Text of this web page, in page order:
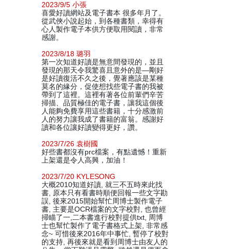
2023/9/5 小張
喜愛好讀網站及電子書本 很多年月了。
從武俠小說起始，到各種書類，幸得有
心人製作電子本供方便取用閱讀，非常
感謝。
2023/8/18 璐羽
第一次知道好讀是無意間發現的，並且
發現的那天令我驚喜且意外的是—剛好
是好讀復活不久之後，覺著應該是某種
莫名的緣分，促使想找些電子書的我被
帶到了這裡。這裡有著各位前輩們辛苦
掃描、品質極佳的電子書，讓我這個後
人能夠免費享用這些書籍，十分感激前
人的努力讓我成了書籍的富翁。感謝好
讀和各位讓好讀變得更好，讚。
2023/7/26 袁樹國
好些書都沒有prc檔案，有點遺憾！重新
上架還是令人高興，加油！
2023/7/20 KYLESONG
大概2010知道好讀, 就三不五時來此找
書, 原本只有看書時順便回報一些文字勘
誤, 後來2015開始幫忙周博士製作電子
書, 主要是OCR檔案的文字校對, 也曾經
掃瞄了一,二本書進行校對提供txt, 周博
士也幫忙製作了電子書格式上架, 非常感
念~ 可惜後來2016年中事忙, 暫停了校對
的支持, 再後來就是看到周博士由友人的